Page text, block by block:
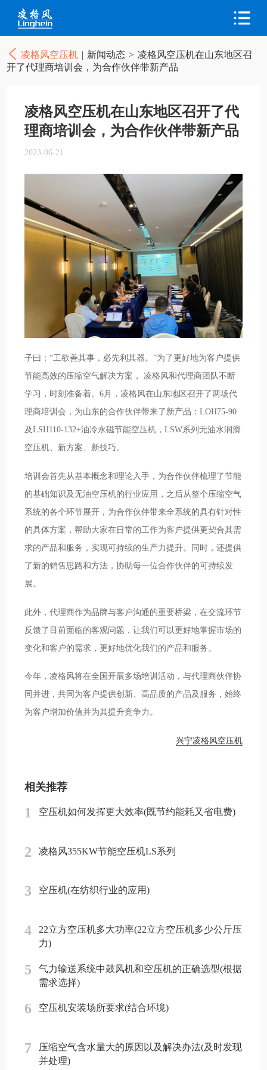
凌格风空压机 | 新闻动态 > 凌格风空压机在山东地区召
开了代理商培训会，为合作伙伴带新产品
凌格风空压机在山东地区召开了代
理商培训会，为合作伙伴带新产品
2023-06-21
子曰：“工欲善其事，必先利其器。”为了更好地为客户提供
节能高效的压缩空气解决方案， 凌格风和代理商团队不断
学习，时刻准备着。6月，凌格风在山东地区召开了两场代
理商培训会，为山东的合作伙伴带来了新产品：LOH75-90
及LSH110-132+油冷永磁节能空压机，LSW系列无油水润滑
空压机、新方案、新技巧。
培训会首先从基本概念和理论入手，为合作伙伴梳理了节能
的基础知识及无油空压机的行业应用，之后从整个压缩空气
系统的各个环节展开，为合作伙伴带来全系统的具有针对性
的具体方案，帮助大家在日常的工作为客户提供更契合其需
求的产品和服务，实现可持续的生产力提升。同时，还提供
了新的销售思路和方法，协助每一位合作伙伴的可持续发
展。
此外，代理商作为品牌与客户沟通的重要桥梁，在交流环节
反馈了目前面临的客观问题，让我们可以更好地掌握市场的
变化和客户的需求，更好地优化我们的产品和服务。
今年，凌格风将在全国开展多场培训活动，与代理商伙伴协
同并进，共同为客户提供创新、高品质的产品及服务，始终
为客户增加价值并为其提升竞争力。
兴宁凌格风空压机
相关推荐
1 空压机如何发挥更大效率(既节约能耗又省电费)
2 凌格风355KW节能空压机LS系列
3 空压机(在纺织行业的应用)
4
22立方空压机多大功率(22立方空压机多少公斤压
力)
5
气力输送系统中鼓风机和空压机的正确选型(根据
需求选择)
6 空压机安装场所要求(结合环境)
7
压缩空气含水量大的原因以及解决办法(及时发现
并处理)